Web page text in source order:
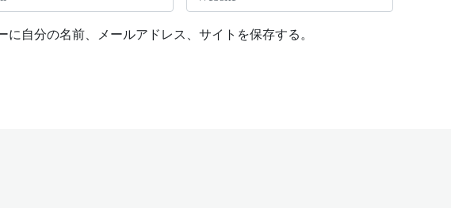
e
自分の名前、メールアドレス、サイトを保存する。